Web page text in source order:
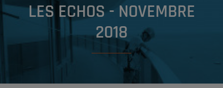
CONTACT
CONNEXIONLES ECHOS - NOVEMBRE
2018